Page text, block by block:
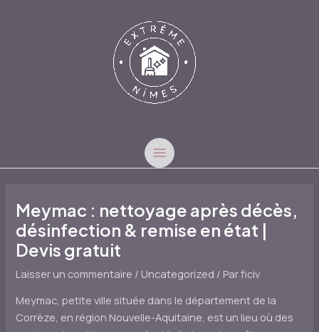
MAIN
Meymac : nettoyage après décès,
désinfection & remise en état |
Devis gratuit
Laisser un commentaire / Uncategorized / Parficiv
Meymac, petite ville située dans le département de la
Corrèze, en région Nouvelle-Aquitaine, est un lieu où des